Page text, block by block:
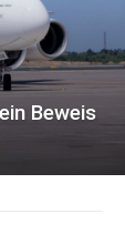
Beweis